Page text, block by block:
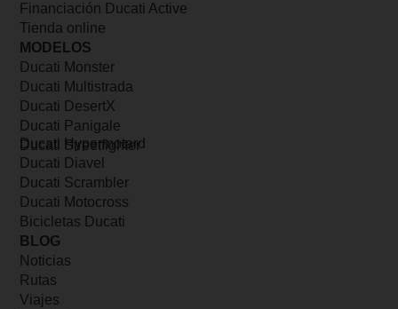
Financiación Ducati Active
Tienda online
MODELOS
Ducati Monster
Ducati Multistrada
Ducati DesertX
Ducati Panigale
Ducati Streetfighter
Ducati Hypermotard
Ducati Diavel
Ducati Scrambler
Ducati Motocross
Bicicletas Ducati
BLOG
Noticias
Rutas
Viajes